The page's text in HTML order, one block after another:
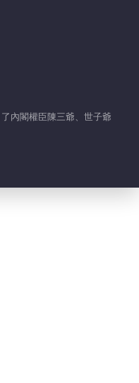
內閣權臣陳三爺、世子爺